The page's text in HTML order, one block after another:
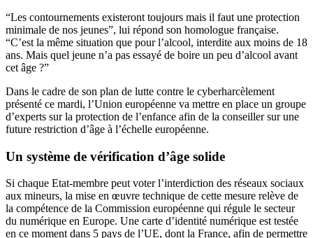
“Les contournements existeront toujours mais il faut une protection
minimale de nos jeunes”, lui répond son homologue française.
“C’est la même situation que pour l’alcool, interdite aux moins de 18
ans. Mais quel jeune n’a pas essayé de boire un peu d’alcool avant
cet âge ?”
Dans le cadre de son plan de lutte contre le cyberharcèlement
présenté ce mardi, l’Union européenne va mettre en place un groupe
d’experts sur la protection de l’enfance afin de la conseiller sur une
future restriction d’âge à l’échelle européenne.
Un système de vérification d’âge solide
Si chaque Etat-membre peut voter l’interdiction des réseaux sociaux
aux mineurs, la mise en œuvre technique de cette mesure relève de
la compétence de la Commission européenne qui régule le secteur
du numérique en Europe. Une carte d’identité numérique est testée
en ce moment dans 5 pays de l’UE, dont la France, afin de permettre